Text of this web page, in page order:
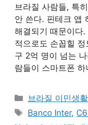
브라질 사람들, 특
안 쓴다. 핀테크 앱
해결되기 때문이다
적으로도 손꼽힐
구 2억 명이 넘는
람들이 스마트폰
카
테
브라질 이민생활
태
Banco Inter,